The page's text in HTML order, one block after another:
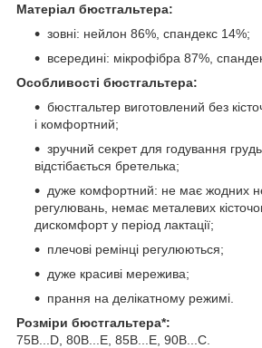
Матеріал бюстгальтера:
зовні: нейлон 86%, спандекс 14%;
всередині: мікрофібра 87%,
Особливості бюстгальтера:
бюстгальтер виготовлений без
і комфортний;
зручний секрет для годування
відстібається бретелька;
дуже комфортний: не має жодних
регулювань, немає металевих
дискомфорт у період лактації;
плечові ремінці регулюються;
дуже красиві мережива;
прання на делікатному режимі.
Розміри бюстгальтера*:
75В...D, 80B...E, 85B...E, 90B...C.